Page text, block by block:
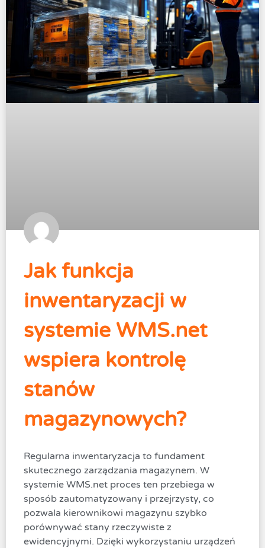
Jak funkcja
inwentaryzacji w
systemie WMS.net
wspiera kontrolę
stanów
magazynowych?
Regularna inwentaryzacja to fundament
skutecznego zarządzania magazynem. W
systemie WMS.net proces ten przebiega w
sposób zautomatyzowany i przejrzysty, co
pozwala kierownikowi magazynu szybko
porównywać stany rzeczywiste z
ewidencyjnymi. Dzięki wykorzystaniu urządzeń